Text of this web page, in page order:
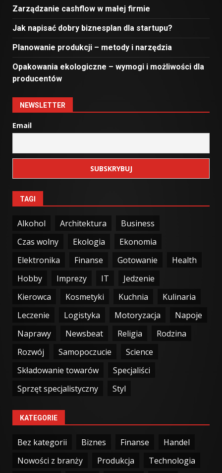
Zarządzanie cashflow w małej firmie
Jak napisać dobry biznesplan dla startupu?
Planowanie produkcji – metody i narzędzia
Opakowania ekologiczne – wymogi i możliwości dla
producentów
NEWSLETTER
Email
TAGI
Alkohol Architektura
Business
Czas wolny
Ekologia
Ekonomia
Elektronika
Finanse Gotowanie
Health
Hobby
Imprezy IT
Jedzenie
Kierowca
Kosmetyki Kuchnia
Kulinaria
Leczenie
Logistyka Motoryzacja
Napoje
Naprawy
Newsbeat Religia
Rodzina
Rozwój
Samopoczucie
Science
Składowanie towarów
Specjaliści
Sprzęt specjalistyczny
Styl
KATEGORIE
Bez kategorii Biznes Finanse
Handel
Nowości z branży
Produkcja Technologia